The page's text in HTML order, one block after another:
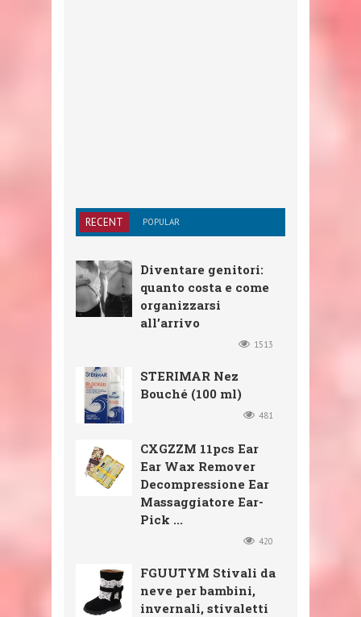
RECENT POPULAR
Diventare genitori:
quanto costa e come
organizzarsi
all’arrivo
1513
STERIMAR Nez
Bouché (100 ml)
481
CXGZZM 11pcs Ear
Ear Wax Remover
Decompressione Ear
Massaggiatore Ear-
Pick ...
420
FGUUTYM Stivali da
neve per bambini,
invernali, stivaletti